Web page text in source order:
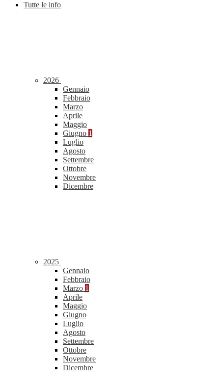
Tutte le info
2026
Gennaio
Febbraio
Marzo
Aprile
Maggio
Giugno 1
Luglio
Agosto
Settembre
Ottobre
Novembre
Dicembre
2025
Gennaio
Febbraio
Marzo 1
Aprile
Maggio
Giugno
Luglio
Agosto
Settembre
Ottobre
Novembre
Dicembre